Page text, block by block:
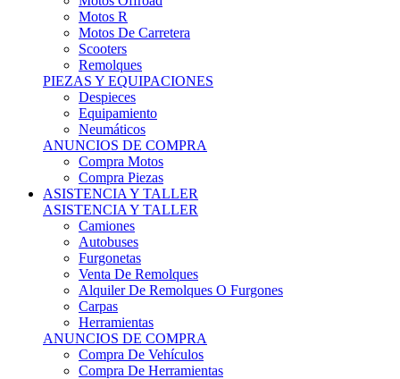
Motos R
Motos De Carretera
Scooters
Remolques
PIEZAS Y EQUIPACIONES
Despieces
Equipamiento
Neumáticos
ANUNCIOS DE COMPRA
Compra Motos
Compra Piezas
ASISTENCIA Y TALLER
ASISTENCIA Y TALLER
Camiones
Autobuses
Furgonetas
Venta De Remolques
Alquiler De Remolques O Furgones
Carpas
Herramientas
ANUNCIOS DE COMPRA
Compra De Vehículos
Compra De Herramientas